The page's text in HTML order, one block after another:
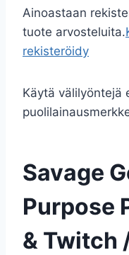
Ainoastaan
tuote arvosteluita.
rekisteröidy
Käytä välilyöntejä
Savage
Purpose
& Twitch